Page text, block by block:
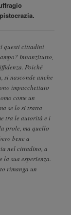
questi cittadini
Innanzitutto,
Poiché
nasconde anche
impacchettato
come un
se lo si tratta
tra le autorità e i
prole, ma quello
bene a
nel cittadino, a
sua esperienza.
rimanga un